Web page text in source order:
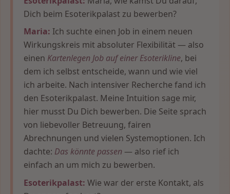
Dich beim Esoterikpalast zu bewerben?
Maria: Ich suchte einen Job in einem neuen
Wirkungskreis mit absoluter Flexibilität — also
einen Kartenlegen Job auf einer Esoterikline, bei
dem ich selbst entscheide, wann und wie viel
ich arbeite. Nach intensiver Recherche fand ich
den Esoterikpalast. Meine Intuition sage mir,
hier musst Du Dich bewerben. Die Seite sprach
von liebevoller Betreuung, fairen
Abrechnungen und vielen Systemoptionen. Ich
dachte: Das könnte passen— also rief ich
einfach an um mich zu bewerben.
Esoterikpalast: Wie war der erste Kontakt, als